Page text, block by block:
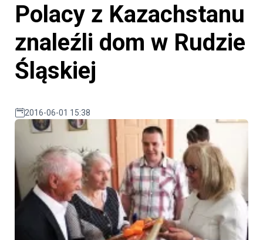
Polacy z Kazachstanu
znaleźli dom w Rudzie
Śląskiej
2016-06-01 15:38